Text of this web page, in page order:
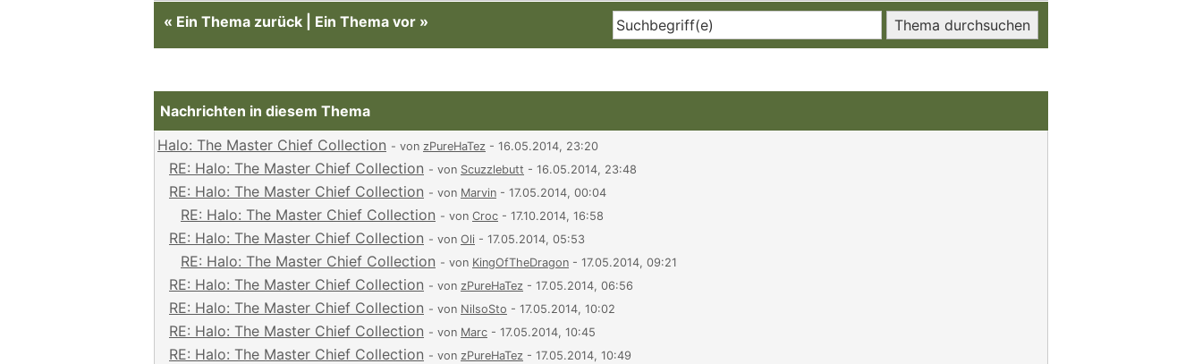
« Ein Thema zurück Ein Thema vor »
Nachrichten in diesem Thema
Halo: The Master Chief Collection - von zPureHaTez - 16.05.2014, 23:20
RE: Halo: The Master Chief Collection - von Scuzzlebutt - 16.05.2014, 23:48
RE: Halo: The Master Chief Collection - von Marvin - 17.05.2014, 00:04
RE: Halo: The Master Chief Collection - von Croc - 17.10.2014, 16:58
RE: Halo: The Master Chief Collection - von Oli - 17.05.2014, 05:53
RE: Halo: The Master Chief Collection - von KingOfTheDragon - 17.05.2014, 09:21
RE: Halo: The Master Chief Collection - von zPureHaTez - 17.05.2014, 06:56
RE: Halo: The Master Chief Collection - von NilsoSto - 17.05.2014, 10:02
RE: Halo: The Master Chief Collection - von Marc - 17.05.2014, 10:45
RE: Halo: The Master Chief Collection - von zPureHaTez - 17.05.2014, 10:49